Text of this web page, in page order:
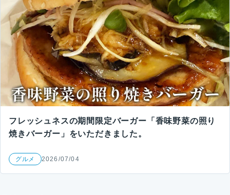
フレッシュネスの期間限定バーガー「香味野菜の照り
焼きバーガー」をいただきました。
グルメ 2026/07/04